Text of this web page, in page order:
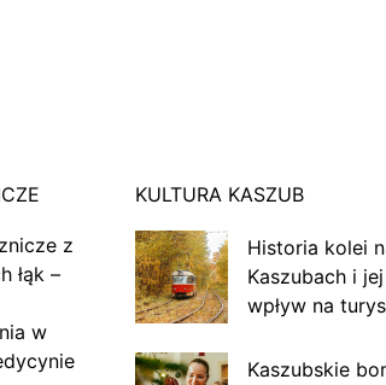
z
łąk –
w
KULTURA KASZUB
Historia kolei
Kaszubach i jej
wpływ na
Kaszubskie